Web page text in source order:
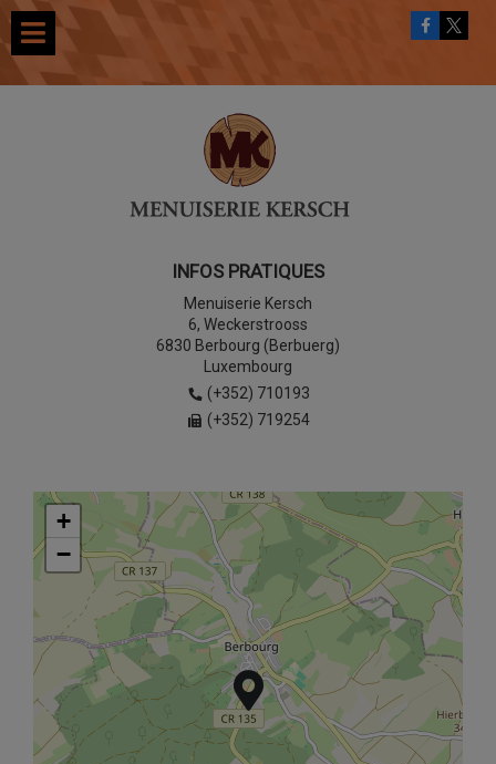
INFOS PRATIQUES
Menuiserie Kersch
6, Weckerstrooss
6830 Berbourg (Berbuerg)
Luxembourg
(+352) 710193
(+352) 719254
+
−
+
−